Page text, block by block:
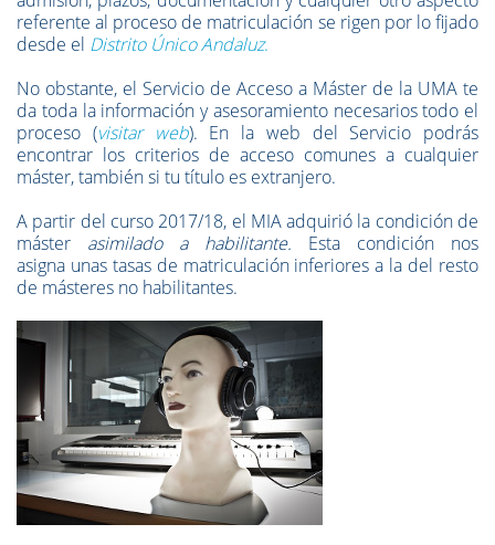
referente al proceso de matriculación se rigen por lo fijado
desde el Distrito Único Andaluz.
No obstante, el Servicio de Acceso a Máster de la UMA te
da toda la información y asesoramiento necesarios todo el
proceso (visitar web). En la web del Servicio podrás
encontrar los criterios de acceso comunes a cualquier
máster, también si tu título es extranjero.
A partir del curso 2017/18, el MIA adquirió la condición de
máster asimilado a habilitante. Esta condición nos
asigna unas tasas de matriculación inferiores a la del resto
de másteres no habilitantes.